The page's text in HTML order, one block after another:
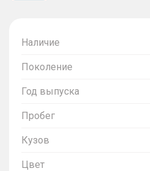
Наличие
Поколение
Год выпуска
Пробег
Кузов
Цвет